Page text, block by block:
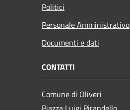
Politici
Personale Amministrativo
Documenti e dati
CONTATTI
Comune di Oliveri